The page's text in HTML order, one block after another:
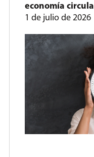
economía
1 de julio de 2026